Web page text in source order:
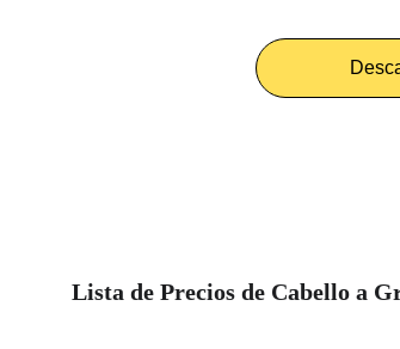
Lista de Precios de Cabello a